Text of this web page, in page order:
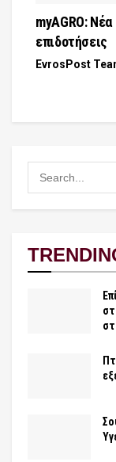
myAGRO:
επιδοτήσεις
EvrosPost